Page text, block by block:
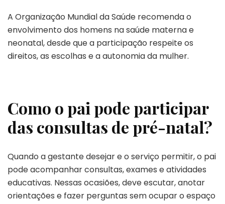
A Organização Mundial da Saúde recomenda o
envolvimento dos homens na saúde materna e
neonatal, desde que a participação respeite os
direitos, as escolhas e a autonomia da mulher.
Como o pai pode participar
das consultas de pré-natal?
Quando a gestante desejar e o serviço permitir, o pai
pode acompanhar consultas, exames e atividades
educativas. Nessas ocasiões, deve escutar, anotar
orientações e fazer perguntas sem ocupar o espaço